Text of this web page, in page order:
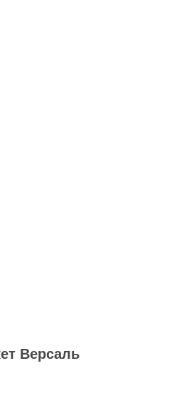
Версаль